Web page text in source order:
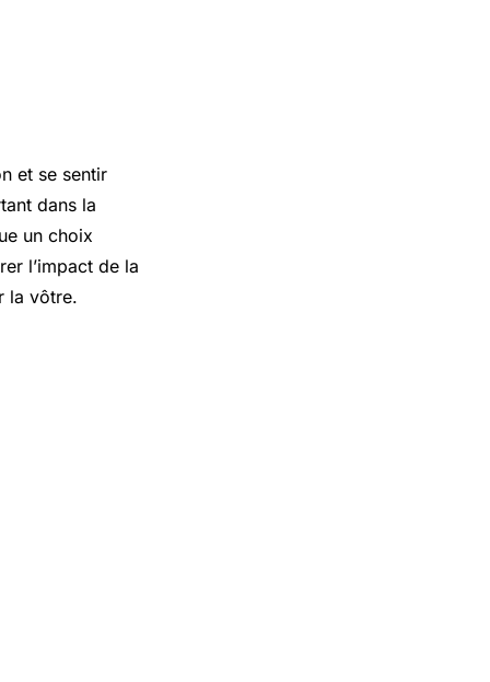
et se sentir
dans la
un choix
l’impact de la
la vôtre.